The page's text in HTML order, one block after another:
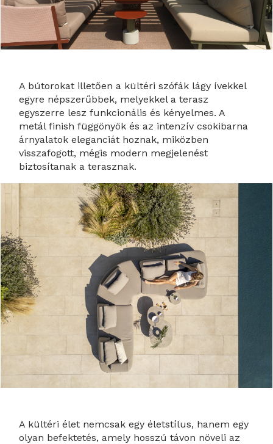
A bútorokat illetően a kültéri szófák lágy ívekkel
egyre népszerűbbek, melyekkel a terasz
egyszerre lesz funkcionális és kényelmes. A
metál finish függönyök és az intenzív csokibarna
árnyalatok eleganciát hoznak, miközben
visszafogott, mégis modern megjelenést
biztosítanak a terasznak.
A kültéri élet nemcsak egy életstílus, hanem egy
olyan befektetés, amely hosszú távon növeli az